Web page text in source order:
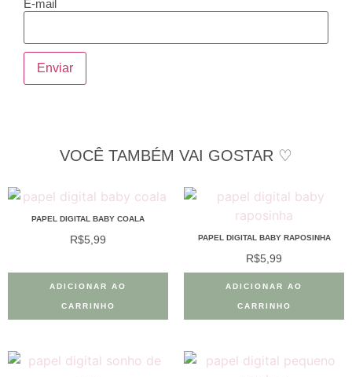
E-mail
VOCÊ TAMBÉM VAI GOSTAR ♡
PAPEL DIGITAL BABY COALA
R$5,99
ADICIONAR AO
CARRINHO
PAPEL DIGITAL BABY RAPOSINHA
R$5,99
ADICIONAR AO
CARRINHO